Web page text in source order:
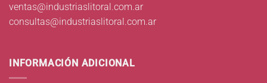
ventas@industriaslitoral.com.ar
consultas@industriaslitoral.com.ar
INFORMACIÓN ADICIONAL